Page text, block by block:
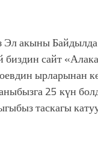
фонтанды көрүү
чогулду
Эл акыны
биздин сайт
ырларынан
25 күн
таскагы